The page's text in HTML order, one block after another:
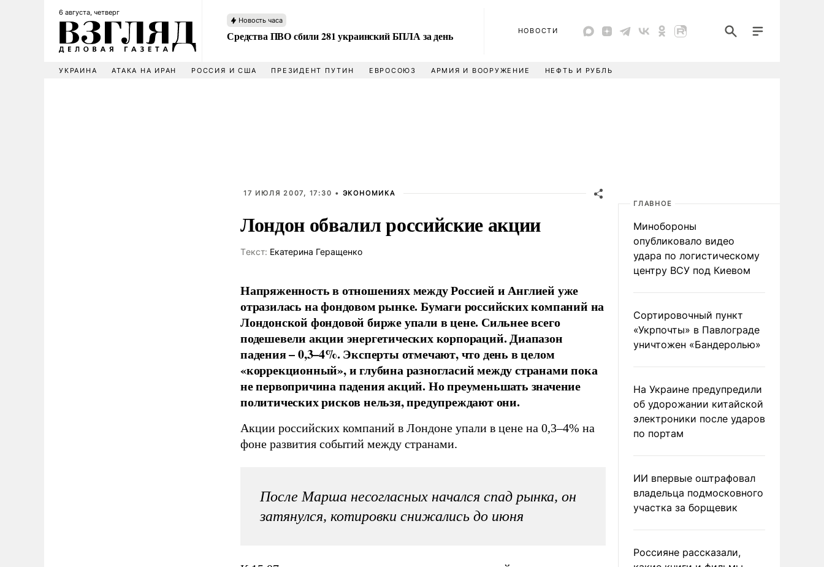
6 августа, четверг
Новость часа
Средства ПВО сбили 281 украинский БПЛА за день НОВОСТИ
УКРАИНА АТАКА НА ИРАН РОССИЯ И США ПРЕЗИДЕНТ ПУТИН ЕВРОСОЮЗ АРМИЯ И ВООРУЖЕНИЕ НЕФТЬ И РУБЛЬ
17 ИЮЛЯ 2007, 17:30 • ЭКОНОМИКА
Лондон обвалил российские акции
Tекст: Екатерина Геращенко
Напряженность в отношениях между Россией и Англией уже
отразилась на фондовом рынке. Бумаги российских компаний на
Лондонской фондовой бирже упали в цене. Сильнее всего
подешевели акции энергетических корпораций. Диапазон
падения – 0,3–4%. Эксперты отмечают, что день в целом
«коррекционный», и глубина разногласий между странами пока
не первопричина падения акций. Но преуменьшать значение
политических рисков нельзя, предупреждают они.
Акции российских компаний в Лондоне упали в цене на 0,3–4% на
фоне развития событий между странами.
После Марша несогласных начался спад рынка, он
затянулся, котировки снижались до июня
ГЛАВНОЕ
Минобороны
опубликовало видео
удара по логистическому
центру ВСУ под Киевом
Сортировочный пункт
«Укрпочты» в Павлограде
уничтожен «Бандеролью»
На Украине предупредили
об удорожании китайской
электроники после ударов
по портам
ИИ впервые оштрафовал
владельца подмосковного
участка за борщевик
Россияне рассказали,